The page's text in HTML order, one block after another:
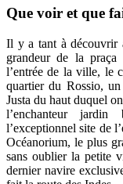
Que voir et que
Il y a tant à découvrir
grandeur de la praça
l’entrée de la ville, le
quartier du Rossio,
Justa du haut duquel
l’enchanteur jardin
l’exceptionnel site de
Océanorium, le plus
sans oublier la petite
dernier navire